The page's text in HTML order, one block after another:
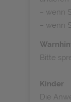
− wenn
− wenn
Bitte
Kinder
Die